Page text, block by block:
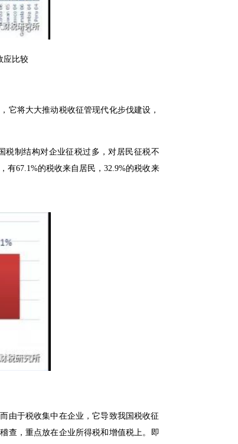
应比较
它将大大推动税收征管现代化步伐建设，
税制结构对企业征税过多，对居民征税不
有67.1%的税收来自居民，32.9%的税收来
由于税收集中在企业，它导致我国税收征
查，重点放在企业所得税和增值税上。即